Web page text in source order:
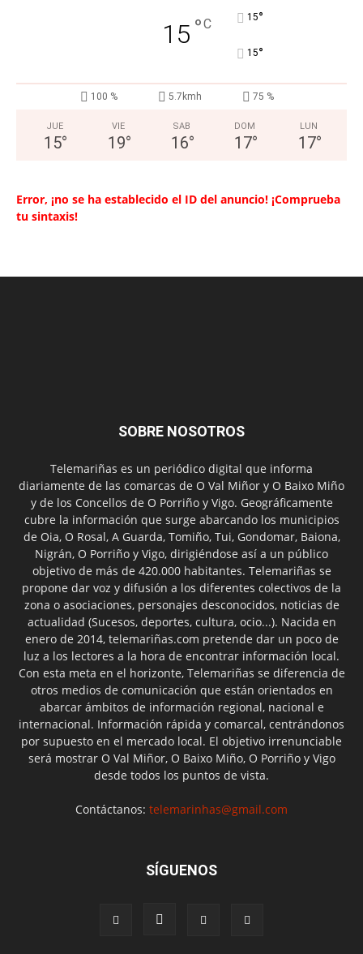
15 °C 15°
15°
100 % 5.7kmh 75 %
JUE
15°
VIE
19°
SAB
16°
DOM
17°
LUN
17°
Error, ¡no se ha establecido el ID del anuncio! ¡Comprueba
tu sintaxis!
SOBRE NOSOTROS
Telemariñas es un periódico digital que informa
diariamente de las comarcas de O Val Miñor y O Baixo Miño
y de los Concellos de O Porriño y Vigo. Geográficamente
cubre la información que surge abarcando los municipios
de Oia, O Rosal, A Guarda, Tomiño, Tui, Gondomar, Baiona,
Nigrán, O Porriño y Vigo, dirigiéndose así a un público
objetivo de más de 420.000 habitantes. Telemariñas se
propone dar voz y difusión a los diferentes colectivos de la
zona o asociaciones, personajes desconocidos, noticias de
actualidad (Sucesos, deportes, cultura, ocio...). Nacida en
enero de 2014, telemariñas.com pretende dar un poco de
luz a los lectores a la hora de encontrar información local.
Con esta meta en el horizonte, Telemariñas se diferencia de
otros medios de comunicación que están orientados en
abarcar ámbitos de información regional, nacional e
internacional. Información rápida y comarcal, centrándonos
por supuesto en el mercado local. El objetivo irrenunciable
será mostrar O Val Miñor, O Baixo Miño, O Porriño y Vigo
desde todos los puntos de vista.
Contáctanos: telemarinhas@gmail.com
SÍGUENOS